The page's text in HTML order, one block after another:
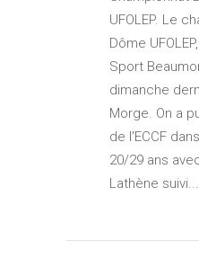
UFOLEP. Le
Dôme
Sport
dimanche
Morge. On a
de l'ECCF
20/29 ans
Lathène suivi...